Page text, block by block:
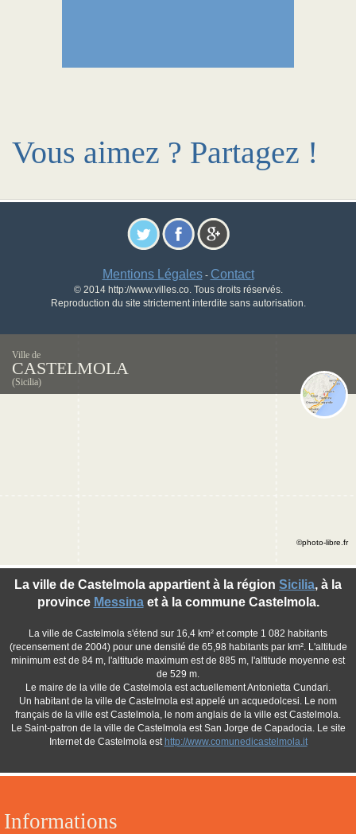
Vous aimez ? Partagez !
Mentions Légales- Contact
© 2014 http://www.villes.co. Tous droits réservés.
Reproduction du site strictement interdite sans autorisation.
Ville de
CASTELMOLA
(Sicilia)
Informations
La ville de Castelmola appartient à la région Sicilia, à la
province Messinaet à la commune Castelmola.
La ville de Castelmola s'étend sur 16,4 km² et compte 1 082 habitants
(recensement de 2004) pour une densité de 65,98 habitants par km². L'altitude
minimum est de 84 m, l'altitude maximum est de 885 m, l'altitude moyenne est
de 529 m.
Le maire de la ville de Castelmola est actuellement Antonietta Cundari.
Un habitant de la ville de Castelmola est appelé un acquedolcesi. Le nom
français de la ville est Castelmola, le nom anglais de la ville est Castelmola.
Le Saint-patron de la ville de Castelmola est San Jorge de Capadocia. Le site
Internet de Castelmola est http://www.comunedicastelmola.it
©photo-libre.fr